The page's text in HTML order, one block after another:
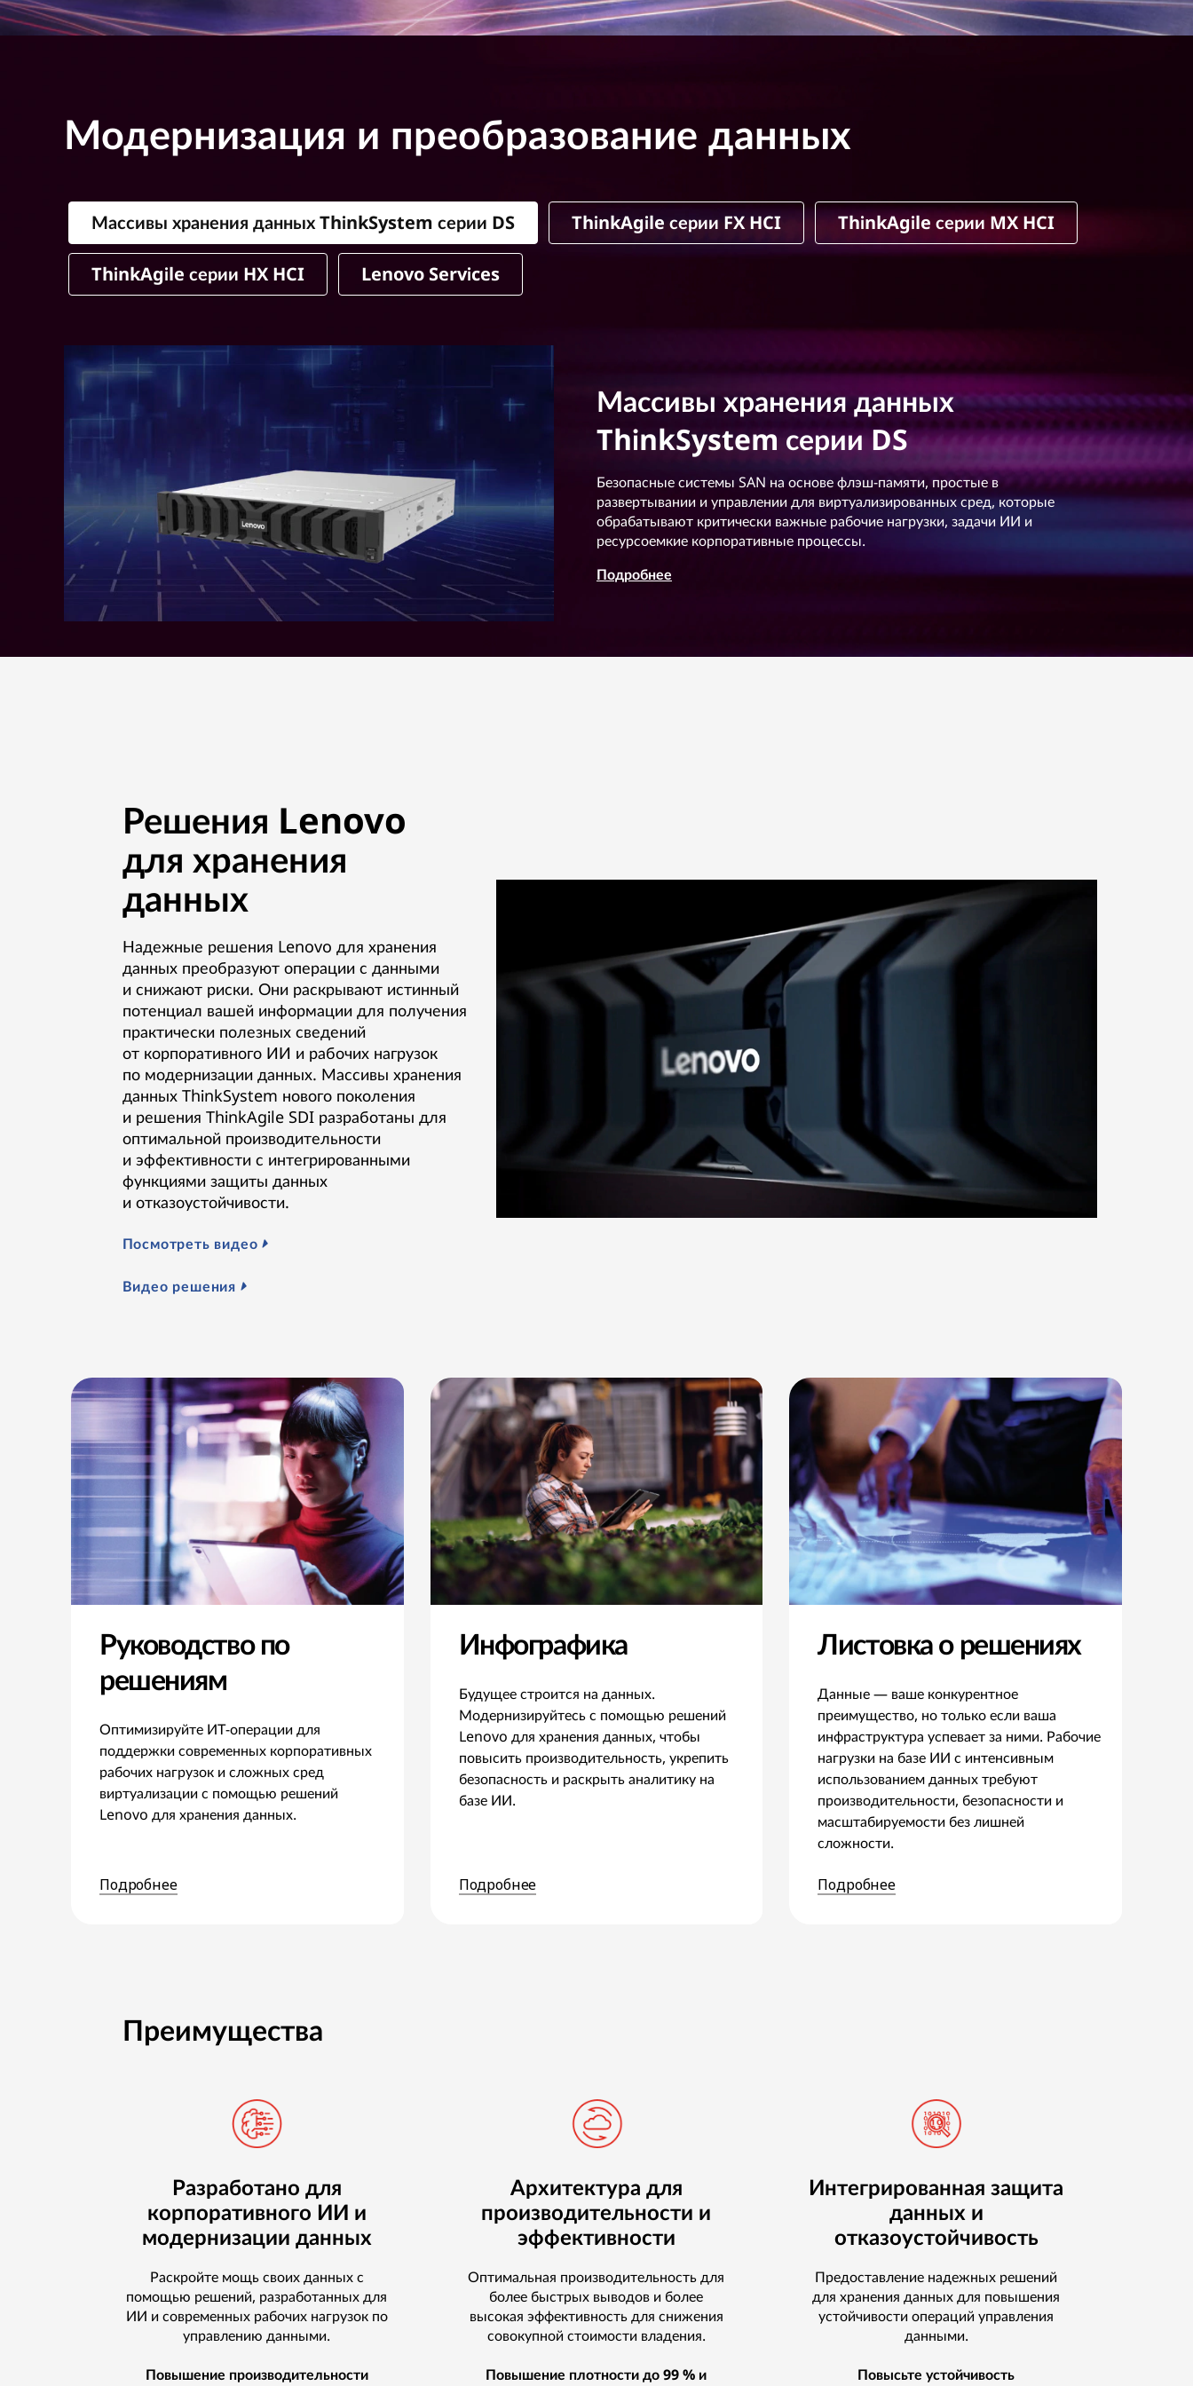
Модернизация и преобразование данных
Массивы хранения данных ThinkSystem серии DS ThinkAgile серии FX HCI ThinkAgile серии MX HCI
ThinkAgile серии HX HCI Lenovo Services
Массивы хранения данных
ThinkSystem серии DS
Безопасные системы SAN на основе флэш-памяти, простые в
развертывании и управлении для виртуализированных сред, которые
обрабатывают критически важные рабочие нагрузки, задачи ИИ и
ресурсоемкие корпоративные процессы.
Подробнее
Решения Lenovo
для хранения
данных
Надежные решения Lenovo для хранения
данных преобразуют операции с данными
и снижают риски. Они раскрывают истинный
потенциал вашей информации для получения
практически полезных сведений
от корпоративного ИИ и рабочих нагрузок
по модернизации данных. Массивы хранения
данных ThinkSystem нового поколения
и решения ThinkAgile SDI разработаны для
оптимальной производительности
и эффективности с интегрированными
функциями защиты данных
и отказоустойчивости.
Посмотреть видео
Видео решения
Руководство по
решениям
Оптимизируйте ИТ-операции для
поддержки современных корпоративных
рабочих нагрузок и сложных сред
виртуализации с помощью решений
Lenovo для хранения данных.
Подробнее
Инфографика
Будущее строится на данных.
Модернизируйтесь с помощью решений
Lenovo для хранения данных, чтобы
повысить производительность, укрепить
безопасность и раскрыть аналитику на
базе ИИ.
Подробнее
Листовка о решениях
Данные — ваше конкурентное
преимущество, но только если ваша
инфраструктура успевает за ними. Рабочие
нагрузки на базе ИИ с интенсивным
использованием данных требуют
производительности, безопасности и
масштабируемости без лишней
сложности.
Подробнее
Преимущества
Разработано для
корпоративного ИИ и
модернизации данных
Раскройте мощь своих данных с
помощью решений, разработанных для
ИИ и современных рабочих нагрузок по
управлению данными.
Повышение производительности
Архитектура для
производительности и
эффективности
Оптимальная производительность для
более быстрых выводов и более
высокая эффективность для снижения
совокупной стоимости владения.
Повышение плотности до 99 % и
Интегрированная защита
данных и
отказоустойчивость
Предоставление надежных решений
для хранения данных для повышения
устойчивости операций управления
данными.
Повысьте устойчивость